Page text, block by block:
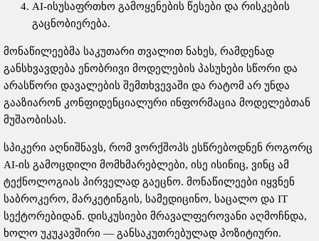
AI-ისუსაფრთხო გამოყენების წესები და რისკების
გაცნობიერება.
მონაწილეებმა საკუთარი თვალით ნახეს, რამდენად
განსხვავდება ენობრივი მოდელების პასუხები სწორი და
არასწორი დავალების შემთხვევაში და რატომ არ უნდა
გააზიარონ კონფიდენციალური ინფორმაცია მოდელებთან
მუშაობისას.
სპიკერი აღნიშნავს, რომ ვორქშოპს ესწრებოდნენ როგორც
AI-ის გამოცდილი მომხმარებლები, ისე ისინიც, ვინც ამ
ტექნოლოგიას პირველად გაეცნო. მონაწილეები იყვნენ
საბროკერო, მარკეტინგის, სამედიცინო, საცალო და IT
სექტორებიდან. დისკუსიები მრავალფეროვანი აღმოჩნდა,
ხოლო უკუკავშირი — განსაკუთრებულად პოზიტიური.